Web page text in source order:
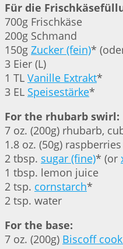
Für die
700g Frischkäse
200g Schmand
150g Zucker (fein)*
3 Eier (L)
1 TL Vanille Extrakt*
3 EL Speisestärke*
For the rhubarb swirl:
7 oz. (200g) rhubarb,
1.8 oz. (50g)
2 tbsp. sugar (fine)* (or
1 tbsp. lemon juice
2 tsp. cornstarch*
2 tsp. water
For the base:
7 oz. (200g) Biscoff